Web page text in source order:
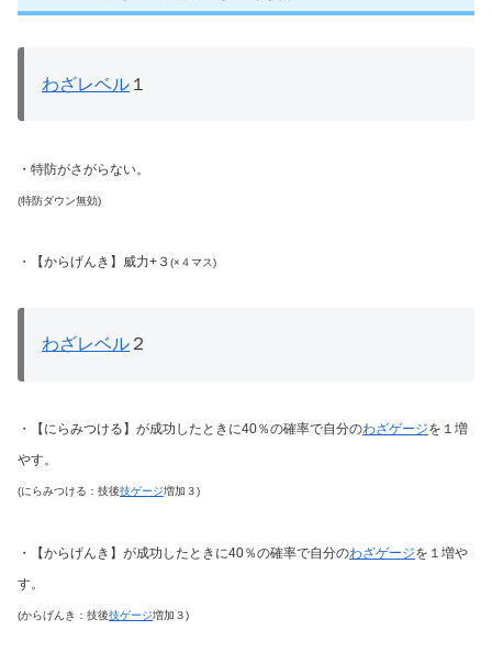
わざレベル １
・特防がさがらない。
(特防ダウン無効)
・【からげんき】威力+３ (×４マス)
わざレベル ２
・【にらみつける】が成功したときに40％の確率で自分のわざゲージを１増
やす。
(にらみつける：技後技ゲージ増加３)
・【からげんき】が成功したときに40％の確率で自分のわざゲージを１増や
す。
(からげんき：技後技ゲージ増加３)